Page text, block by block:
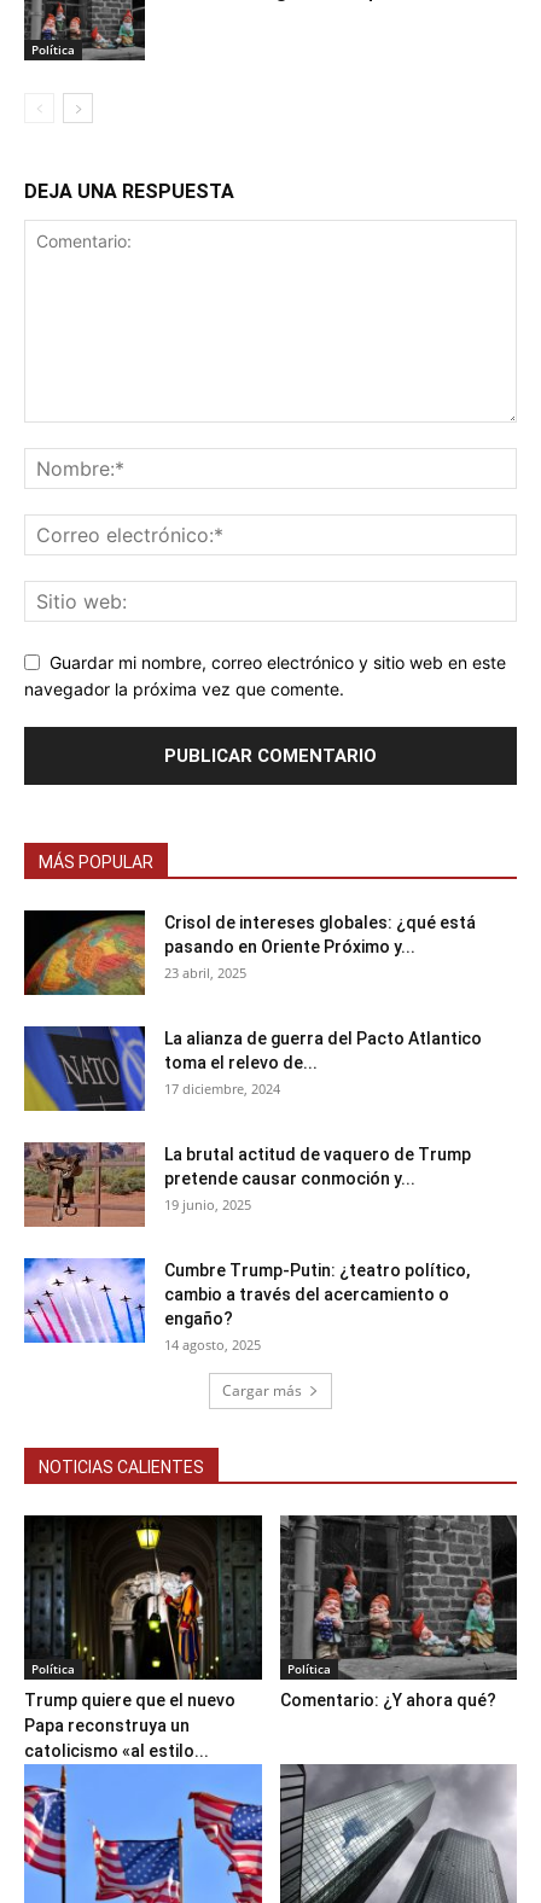
Política
DEJA UNA RESPUESTA
Guardar mi nombre, correo electrónico y sitio web en este
navegador la próxima vez que comente.
MÁS POPULAR
Crisol de intereses globales: ¿qué está
pasando en Oriente Próximo y...
23 abril, 2025
La alianza de guerra del Pacto Atlantico
toma el relevo de...
17 diciembre, 2024
La brutal actitud de vaquero de Trump
pretende causar conmoción y...
19 junio, 2025
Cumbre Trump-Putin: ¿teatro político,
cambio a través del acercamiento o
engaño?
14 agosto, 2025
Cargar más
NOTICIAS CALIENTES
Política
Trump quiere que el nuevo
Papa reconstruya un
catolicismo «al estilo...
Política
Comentario: ¿Y ahora qué?